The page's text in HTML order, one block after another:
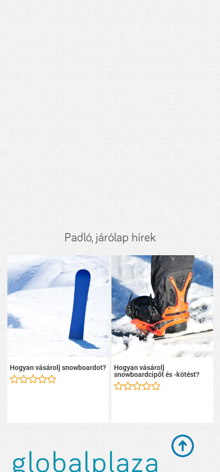
Padló, járólap hírek
Hogyan vásárolj snowboardot? Hogyan vásárolj
snowboardcipőt és -kötést?